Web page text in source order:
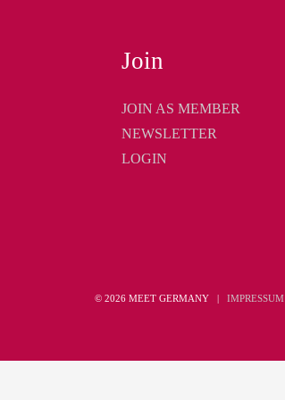
Join
JOIN AS MEMBER
NEWSLETTER
LOGIN
© 2026 MEET GERMANY | IMPRESSUM